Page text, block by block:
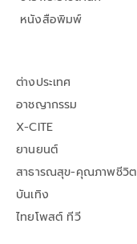
หนังสือพิมพ์
ต่างประเทศ
อาชญากรรม
X-CITE
ยานยนต์
สาธารณสุข-คุณภาพชีวิต
บันเทิง
ไทยโพสต์ ทีวี